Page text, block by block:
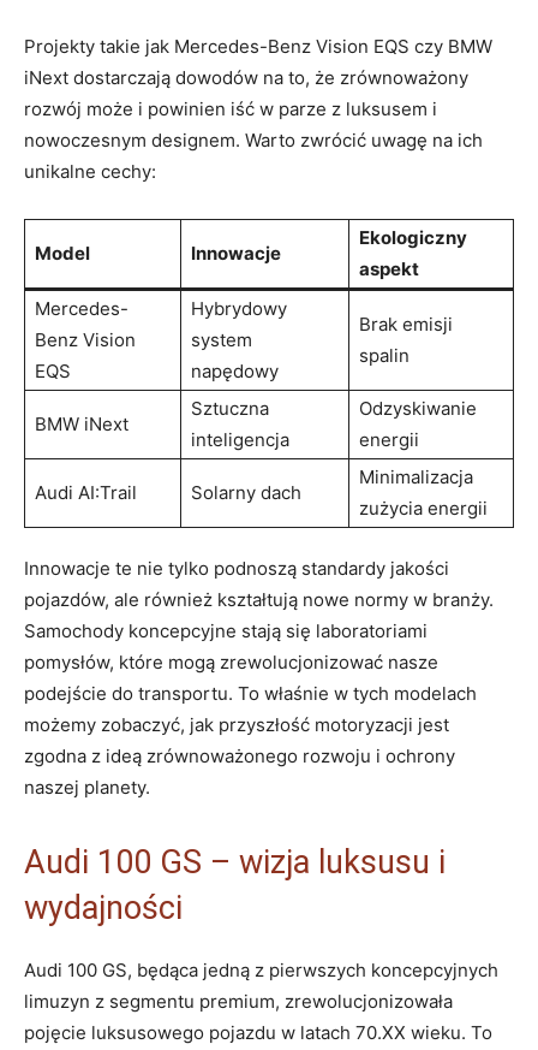
Projekty takie jak Mercedes-Benz Vision EQS czy BMW
iNext dostarczają dowodów na to, że zrównoważony
rozwój może i powinien iść w parze z luksusem i
nowoczesnym designem. Warto zwrócić uwagę na ich
unikalne cechy:
Model Innowacje
Ekologiczny
aspekt
Mercedes-
Benz Vision
EQS
Hybrydowy
system
napędowy
Brak emisji
spalin
BMW iNext
Sztuczna
inteligencja
Odzyskiwanie
energii
Audi AI:Trail Solarny dach
Minimalizacja
zużycia energii
Innowacje te nie tylko podnoszą standardy jakości
pojazdów, ale również kształtują nowe normy w branży.
Samochody koncepcyjne stają się laboratoriami
pomysłów, które mogą zrewolucjonizować nasze
podejście do transportu. To właśnie w tych modelach
możemy zobaczyć, jak przyszłość motoryzacji jest
zgodna z ideą zrównoważonego rozwoju i ochrony
naszej planety.
Audi 100 GS – wizja luksusu i
wydajności
Audi 100 GS, będąca jedną z pierwszych koncepcyjnych
limuzyn z segmentu premium, zrewolucjonizowała
pojęcie luksusowego pojazdu w latach 70.XX wieku. To